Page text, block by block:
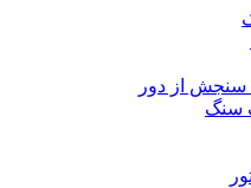
سنجش از دور
سنگ